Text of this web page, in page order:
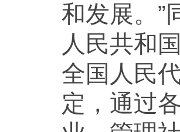
和发展。”
人民共和
全国人民
定，通过